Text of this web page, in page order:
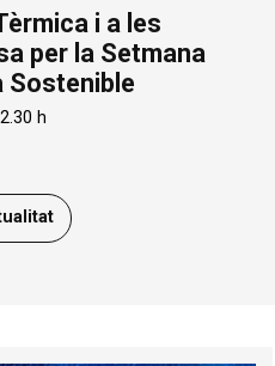
i a les
per la Setmana
Sostenible
h